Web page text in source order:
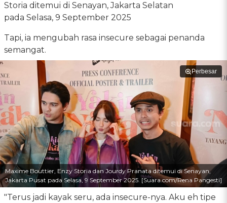
Storia ditemui di Senayan, Jakarta Selatan
pada Selasa, 9 September 2025
Tapi, ia mengubah rasa insecure sebagai penanda
semangat.
Perbesar
Maxime Bouttier, Enzy Storia dan Jourdy Pranata ditemui di Senayan,
Jakarta Pusat pada Selasa, 9 September 2025. [Suara.com/Rena Pangesti]
"Terus jadi kayak seru, ada insecure-nya. Aku eh tipe